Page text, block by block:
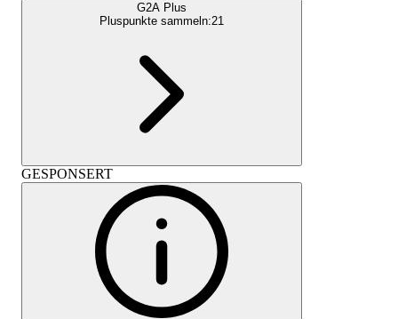
G2A Plus
Pluspunkte sammeln:21
GESPONSERT